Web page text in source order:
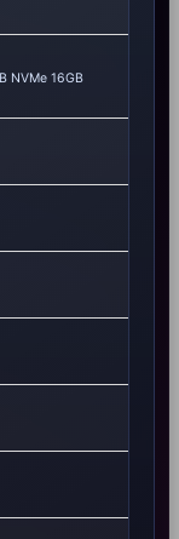
NVMe 16GB